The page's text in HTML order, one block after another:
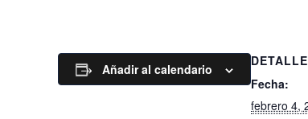
Añadir al calendario
Fecha:
febrero 4,